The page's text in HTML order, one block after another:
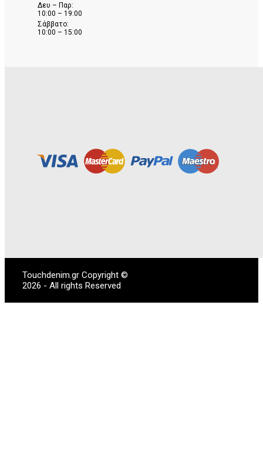
Δευ – Παρ:
10:00 – 19:00
Σάββατο:
10:00 – 15:00
Touchdenim.gr Copyright ©
2026 - All rights Reserved